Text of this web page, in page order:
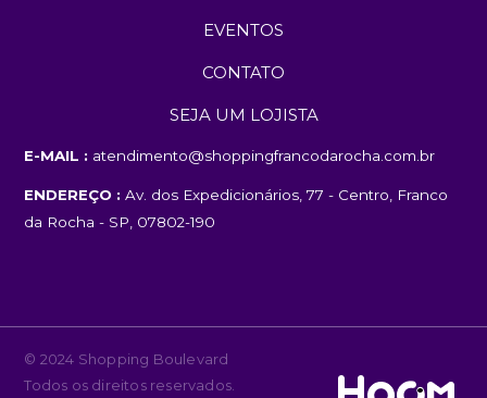
EVENTOS
CONTATO
SEJA UM LOJISTA
E-MAIL : atendimento@shoppingfrancodarocha.com.br
ENDEREÇO : Av. dos Expedicionários, 77 - Centro, Franco
da Rocha - SP, 07802-190
© 2024 Shopping Boulevard
Todos os direitos reservados.